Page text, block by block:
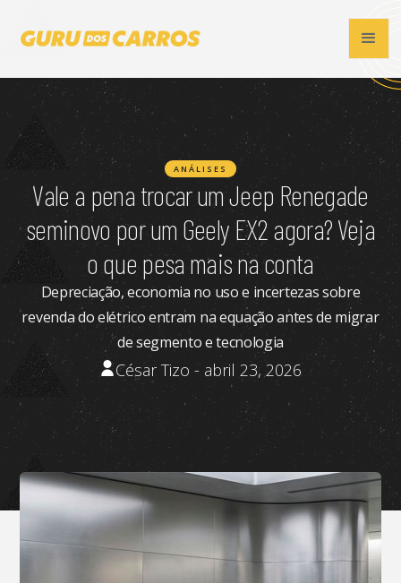
ANÁLISES
Vale a pena trocar um Jeep Renegade
seminovo por um Geely EX2 agora? Veja
o que pesa mais na conta
Depreciação, economia no uso e incertezas sobre
revenda do elétrico entram na equação antes de migrar
de segmento e tecnologia
César Tizo - abril 23, 2026